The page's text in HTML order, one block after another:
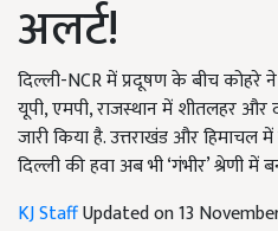
अलर्ट!
दिल्ली-NCR में प्रदूषण के बीच कोहरे
यूपी, एमपी, राजस्थान में शीतलहर और
जारी किया है. उत्तराखंड और हिमाचल
दिल्ली की हवा अब भी ‘गंभीर’ श्रेणी में
KJ StaffUpdated on 13